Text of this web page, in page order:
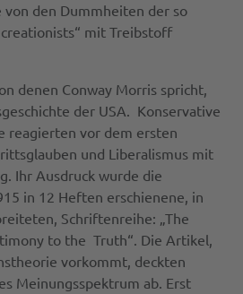
von den Dummheiten der so
mit Treibstoff
denen Conway Morris spricht,
der USA. Konservative
reagierten vor dem ersten
und Liberalismus mit
Ihr Ausdruck wurde die
in 12 Heften erschienene, in
Schriftenreihe: „The
to the Truth“. Die Artikel,
vorkommt, deckten
Meinungsspektrum ab. Erst